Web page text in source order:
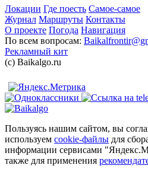
Локации Где поесть Самое-самое
Журнал Маршруты Контакты
О проекте Погода Навигация
По всем вопросам:
Рекламный кит
(с) Baikalgo.ru
Пользуясь нашим сайтом, вы
используем cookie-файлы для
информации сервисами
также для применения